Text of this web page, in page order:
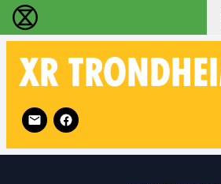
extinction rebellion - Home
XR
Follow XR Trondheim on